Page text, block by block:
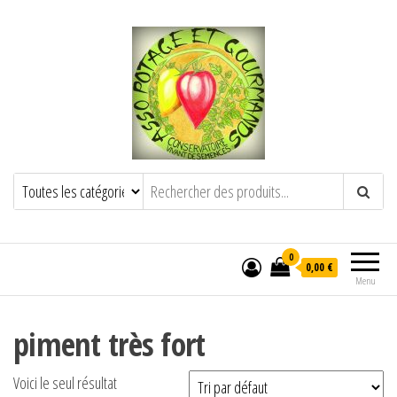
POTAGE ET GOURMANDSSemence paysanne naturelle
——————————————-
Menu
0
0,00 €
piment très fort
Voici le seul résultat